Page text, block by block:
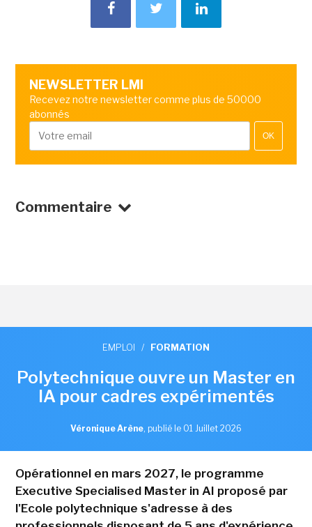
NEWSLETTER LMI
Recevez notre newsletter comme plus de 50000
abonnés
OK
Commentaire
EMPLOI / FORMATION
Polytechnique ouvre un Master en
IA pour cadres expérimentés
Véronique Arène, publié le 01 Juillet 2026
Opérationnel en mars 2027, le programme
Executive Specialised Master in AI proposé par
l'Ecole polytechnique s'adresse à des